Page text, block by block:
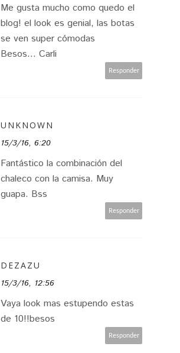
Me gusta mucho como quedo el
blog! el look es genial, las botas
se ven super cómodas
Besos... Carli
Responder
UNKNOWN
15/3/16, 6:20
Fantástico la combinación del
chaleco con la camisa. Muy
guapa. Bss
Responder
DEZAZU
15/3/16, 12:56
Vaya look mas estupendo estas
de 10!!besos
Responder